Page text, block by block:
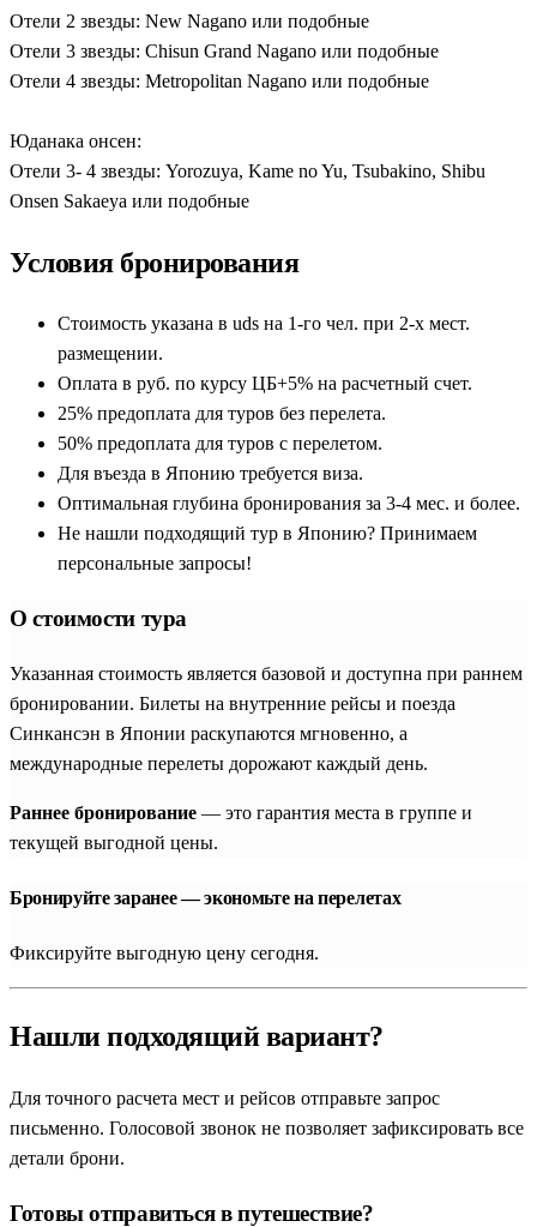
Отели 2 звезды: New Nagano или подобные
Отели 3 звезды: Chisun Grand Nagano или подобные
Отели 4 звезды: Metropolitan Nagano или подобные
Юданака онсен:
Отели 3- 4 звезды: Yorozuya, Kame no Yu, Tsubakino, Shibu
Onsen Sakaeya или подобные
Условия бронирования
Стоимость указана в uds на 1-го чел. при 2-х мест.
размещении.
Оплата в руб. по курсу ЦБ+5% на расчетный счет.
25% предоплата для туров без перелета.
50% предоплата для туров с перелетом.
Для въезда в Японию требуется виза.
Оптимальная глубина бронирования за 3-4 мес. и более.
Не нашли подходящий тур в Японию? Принимаем
персональные запросы!
О стоимости тура
Указанная стоимость является базовой и доступна при раннем
бронировании. Билеты на внутренние рейсы и поезда
Синкансэн в Японии раскупаются мгновенно, а
международные перелеты дорожают каждый день.
Раннее бронирование — это гарантия места в группе и
текущей выгодной цены.
Бронируйте заранее — экономьте на перелетах
Фиксируйте выгодную цену сегодня.
Нашли подходящий вариант?
Для точного расчета мест и рейсов отправьте запрос
письменно. Голосовой звонок не позволяет зафиксировать все
детали брони.
Готовы отправиться в путешествие?